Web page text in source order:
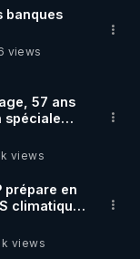
de la
méditation et
code
banques
views
57 ans
spéciale
👨 🚀✨
k views
prépare en
climatique,
k views